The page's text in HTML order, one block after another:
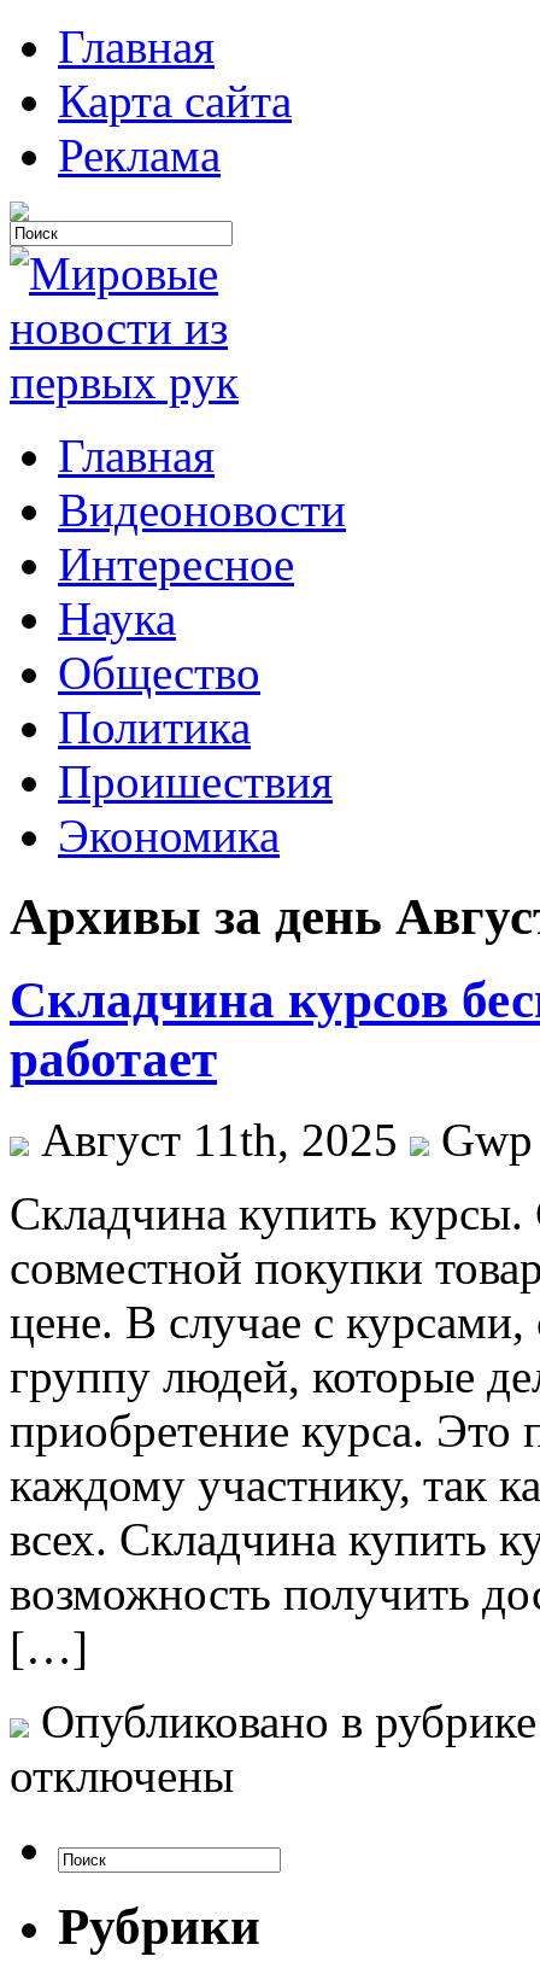
Главная
Карта сайта
Реклама
Главная
Видеоновости
Интересное
Наука
Общество
Политика
Проишествия
Экономика
Архивы за день
Складчина курсов
работает
Август 11th, 2025
Gwp
Склaдчинa купить
совместной покупки
цене. В случае с курсами,
группу людей, которые
приобретение курса. Это
каждому участнику, так
всех. Складчина купить
возможность получить
[…]
Опубликовано в
отключены
Рубрики